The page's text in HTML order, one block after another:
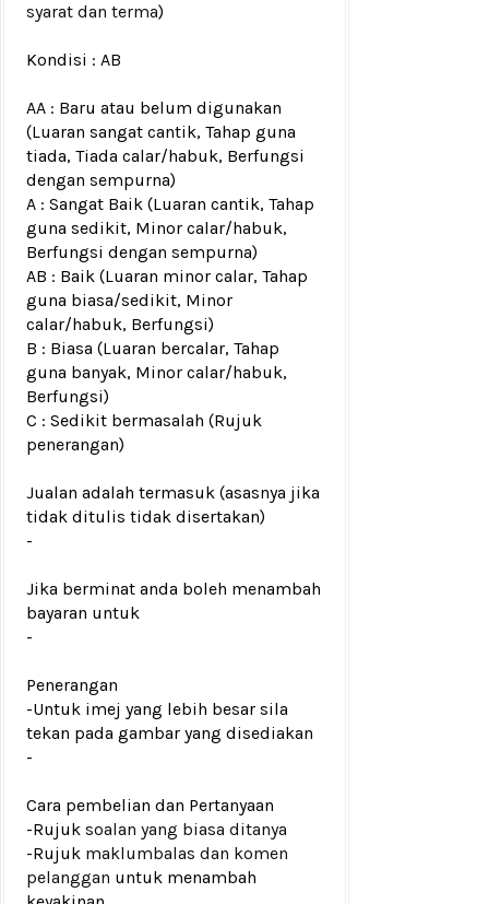
syarat dan terma)
Kondisi : AB
AA : Baru atau belum digunakan
(Luaran sangat cantik, Tahap guna
tiada, Tiada calar/habuk, Berfungsi
dengan sempurna)
A : Sangat Baik (Luaran cantik, Tahap
guna sedikit, Minor calar/habuk,
Berfungsi dengan sempurna)
AB : Baik (Luaran minor calar, Tahap
guna biasa/sedikit, Minor
calar/habuk, Berfungsi)
B : Biasa (Luaran bercalar, Tahap
guna banyak, Minor calar/habuk,
Berfungsi)
C : Sedikit bermasalah (Rujuk
penerangan)
Jualan adalah termasuk (asasnya jika
tidak ditulis tidak disertakan)
-
Jika berminat anda boleh menambah
bayaran untuk
-
Penerangan
-Untuk imej yang lebih besar sila
tekan pada gambar yang disediakan
-
Cara pembelian dan Pertanyaan
-Rujuk soalan yang biasa ditanya
-Rujuk maklumbalas dan komen
pelanggan untuk menambah